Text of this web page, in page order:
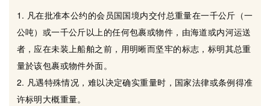
1. 凡在批准本公约的会员国国境内交付总重量在一千公斤（一
公吨）或一千公斤以上的任何包裹或物件，由海道或内河运送
者，应在未装上船舶之前，用明晰而坚牢的标志，标明其总重
量於该包裹或物件外面。
2. 凡遇特殊情况，难以决定确实重量时，国家法律或条例得准
许标明大概重量。